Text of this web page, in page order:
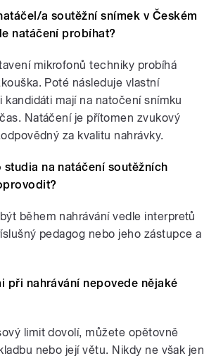
a soutěžní snímek v Českém
natáčení probíhat?
mikrofonů techniky probíhá
Poté následuje vlastní
kandidáti mají na natočení snímku
Natáčení je přítomen zvukový
za kvalitu nahrávky.
studia na natáčení soutěžních
během nahrávání vedle interpretů
pedagog nebo jeho zástupce a
při nahrávání nepovede nějaké
limit dovolí, můžete opětovně
nebo její větu. Nikdy ne však jen